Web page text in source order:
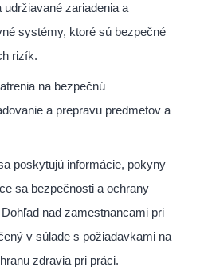
udržiavané zariadenia a
systémy, ktoré sú bezpečné
rizík.
na bezpečnú
a prepravu predmetov a
poskytujú informácie, pokyny
sa bezpečnosti a ochrany
nad zamestnancami pri
v súlade s požiadavkami na
zdravia pri práci.